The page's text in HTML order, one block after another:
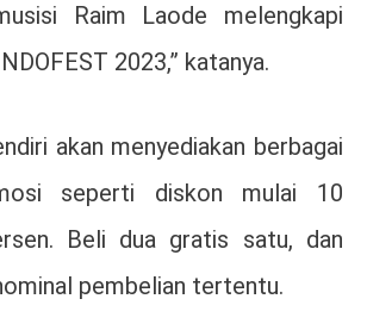
Raim Laode melengkapi
2023,” katanya.
akan menyediakan berbagai
seperti diskon mulai 10
Beli dua gratis satu, dan
pembelian tertentu.